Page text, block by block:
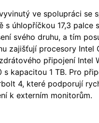
ve spolupráci se
s úhlopříčkou 17,3
svého druhu, a tím
zajišťují procesory Intel
připojení Intel
s kapacitou 1 TB. Pro
4, které podporují
k externím monitorům.